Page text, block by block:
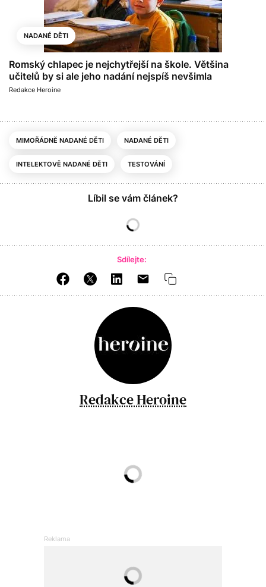
NADANÉ DĚTI
Romský chlapec je nejchytřejší na škole. Většina
učitelů by si ale jeho nadání nejspíš nevšimla
Redakce Heroine
MIMOŘÁDNĚ NADANÉ DĚTI NADANÉ DĚTI
INTELEKTOVĚ NADANÉ DĚTI TESTOVÁNÍ
Líbil se vám článek?
Sdílejte:
Redakce Heroine